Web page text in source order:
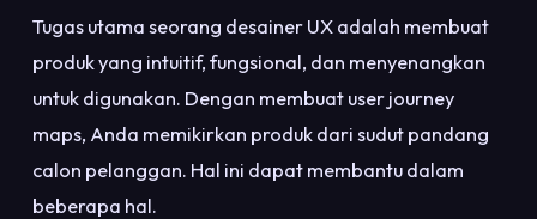
Tugas utama seorang desainer UX adalah membuat
produk yang intuitif, fungsional, dan menyenangkan
untuk digunakan. Dengan membuat user journey
maps, Anda memikirkan produk dari sudut pandang
calon pelanggan. Hal ini dapat membantu dalam
beberapa hal.